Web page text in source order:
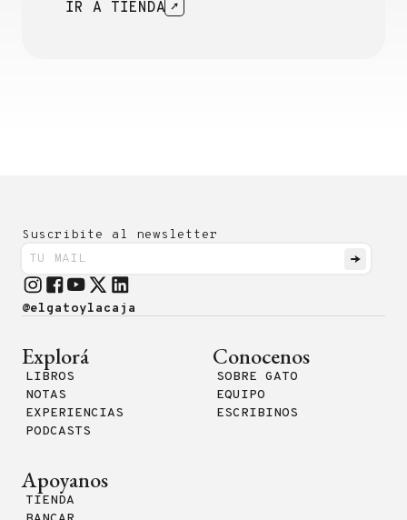
IR A TIENDA
Suscribite al newsletter
@elgatoylacaja
Explorá
LIBROS
NOTAS
EXPERIENCIAS
PODCASTS
Conocenos
SOBRE GATO
EQUIPO
ESCRIBINOS
Apoyanos
TIENDA